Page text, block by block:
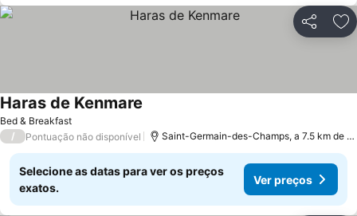
Partilhar
Bed & Breakfast
Haras de Kenmare
/ Pontuação não disponível Saint-Germain-des-Champs, a 7.5 km de Avallon
Selecione as datas para ver os preços
exatos.
Ver preços